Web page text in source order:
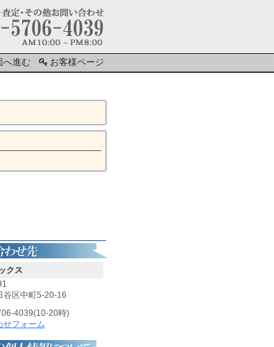
へ進む お客様ページ
クス
谷区中町5-20-16
4039(10-20時)
せフォーム